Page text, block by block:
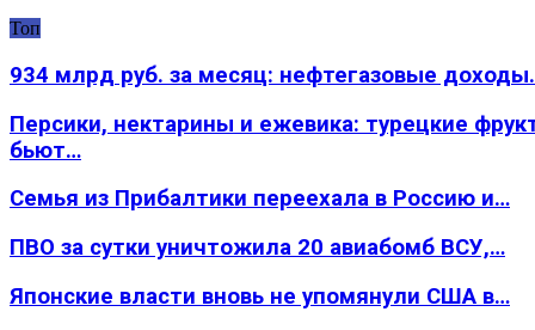
Топ
934 млрд руб. за месяц: нефтегазовые
Персики, нектарины и ежевика: турецкие
бьют…
Семья из Прибалтики переехала в Россию и…
ПВО за сутки уничтожила 20 авиабомб ВСУ,…
Японские власти вновь не упомянули США в…